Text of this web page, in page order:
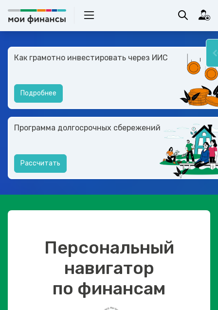
Как грамотно инвестировать через ИИС
Подробнее
Программа долгосрочных сбережений
Рассчитать
Персональный
навигатор
по финансам